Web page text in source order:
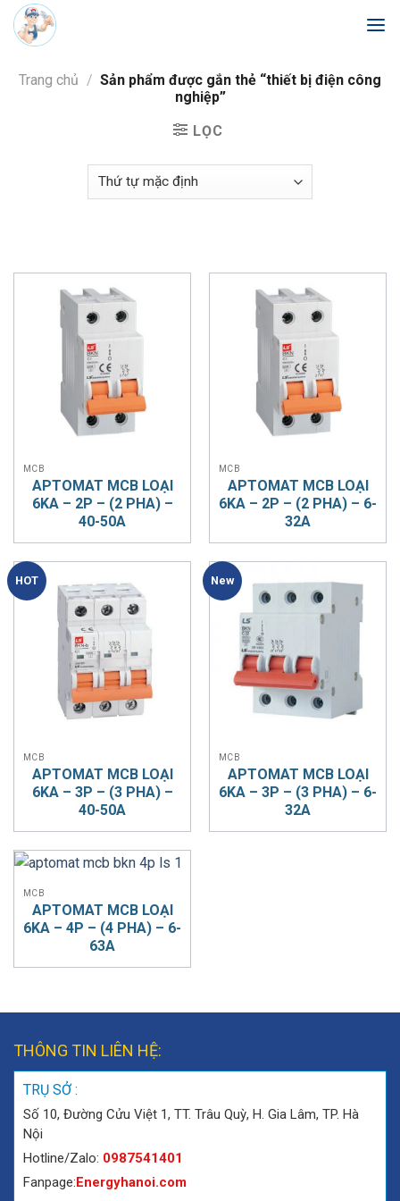
Skip
Trang chủ / Sản phẩm được gắn thẻ “thiết bị điện công
nghiệp”
LỌC
MCB
APTOMAT MCB LOẠI
6KA – 2P – (2 PHA) –
40-50A
MCB
APTOMAT MCB LOẠI
6KA – 2P – (2 PHA) – 6-
32A
HOT
MCB
APTOMAT MCB LOẠI
6KA – 3P – (3 PHA) –
40-50A
New
MCB
APTOMAT MCB LOẠI
6KA – 3P – (3 PHA) – 6-
32A
MCB
APTOMAT MCB LOẠI
6KA – 4P – (4 PHA) – 6-
63A
THÔNG TIN LIÊN HỆ:
TRỤ SỞ :
Số 10, Đường Cửu Việt 1, TT. Trâu Quỳ, H. Gia Lâm, TP. Hà
Nội
Hotline/Zalo: 0987541401
Fanpage:Energyhanoi.com